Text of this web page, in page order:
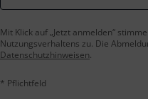
Mit Klick auf „Jetzt anmelden“
Nutzungsverhaltens zu. Die
Datenschutzhinweisen.
* Pflichtfeld